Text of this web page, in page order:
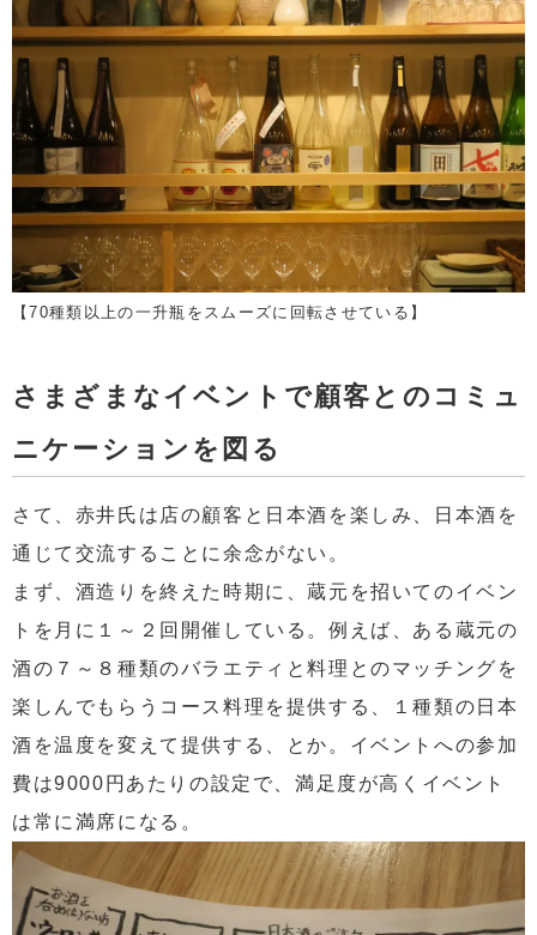
【70種類以上の一升瓶をスムーズに回転させている】
さまざまなイベントで顧客とのコミュ
ニケーションを図る
さて、赤井氏は店の顧客と日本酒を楽しみ、日本酒を
通じて交流することに余念がない。
まず、酒造りを終えた時期に、蔵元を招いてのイベン
トを月に１～２回開催している。例えば、ある蔵元の
酒の７～８種類のバラエティと料理とのマッチングを
楽しんでもらうコース料理を提供する、１種類の日本
酒を温度を変えて提供する、とか。イベントへの参加
費は9000円あたりの設定で、満足度が高くイベント
は常に満席になる。